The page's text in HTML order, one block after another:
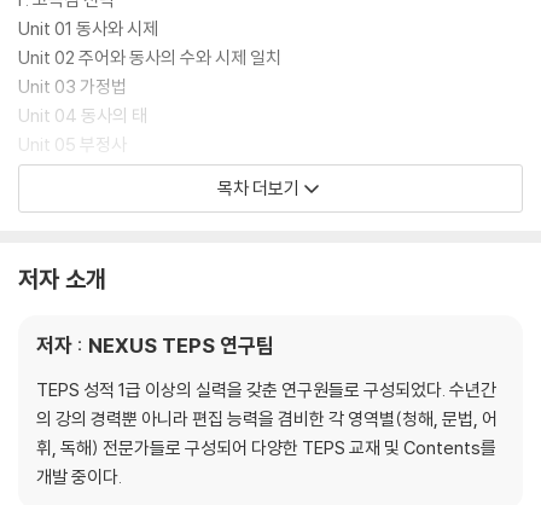
Unit 01 동사와 시제
Unit 02 주어와 동사의 수와 시제 일치
Unit 03 가정법
Unit 04 동사의 태
Unit 05 부정사
Unit 06 동명사
Unit 10 주요 문장구성 요소
Unit 12 전치사
Unit 13 접속사
Unit 14 관계대명사
Unit 15 관계부사와 복합관계사
Unit 16 명사와 관사
Unit 17 대명사
목차 더보기
저자 소개
저자 : NEXUS TEPS 연구팀
TEPS 성적 1급 이상의 실력을 갖춘 연구원들로 구성되었다. 수년간
의 강의 경력뿐 아니라 편집 능력을 겸비한 각 영역별(청해, 문법, 어
휘, 독해) 전문가들로 구성되어 다양한 TEPS 교재 및 Contents를
개발 중이다.